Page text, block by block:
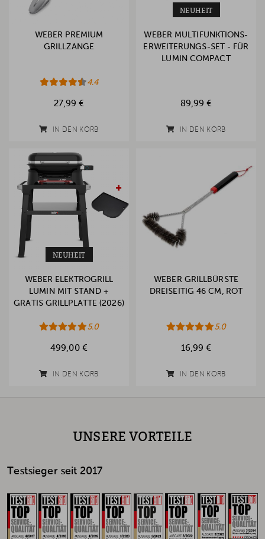
WEBER PREMIUM
GRILLZANGE
4.4
27,99 €
IN DEN KORB
NEUHEIT
WEBER MULTIFUNKTIONS-
ERWEITERUNGS-SET - FÜR
LUMIN COMPACT
89,99 €
IN DEN KORB
NEUHEIT
WEBER ELEKTROGRILL
LUMIN MIT STAND +
GRATIS GRILLPLATTE (2026)
5.0
499,00 €
IN DEN KORB
WEBER GRILLBÜRSTE
DREISEITIG 46 CM, ROT
5.0
16,99 €
IN DEN KORB
UNSERE VORTEILE
Testsieger seit 2017